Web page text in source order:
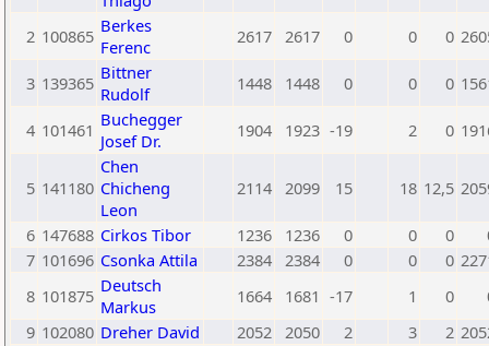
2 100865 Berkes
Ferenc
2617 2617 0 0 0
3 139365 Bittner
Rudolf
1448 1448 0 0 0
4 101461 Buchegger
Josef Dr.
1904 1923 -19 2 0
5 141180
Chen
Chicheng
Leon
2114 2099 15 18 12,5
6 147688 Cirkos Tibor 1236 1236 0 0 0
7 101696 Csonka Attila 2384 2384 0 0 0
8 101875 Deutsch
Markus
1664 1681 -17 1 0
9 102080 Dreher David 2052 2050 2 3 2